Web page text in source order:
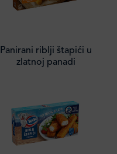
Panirani riblji štapići u
zlatnoj panadi